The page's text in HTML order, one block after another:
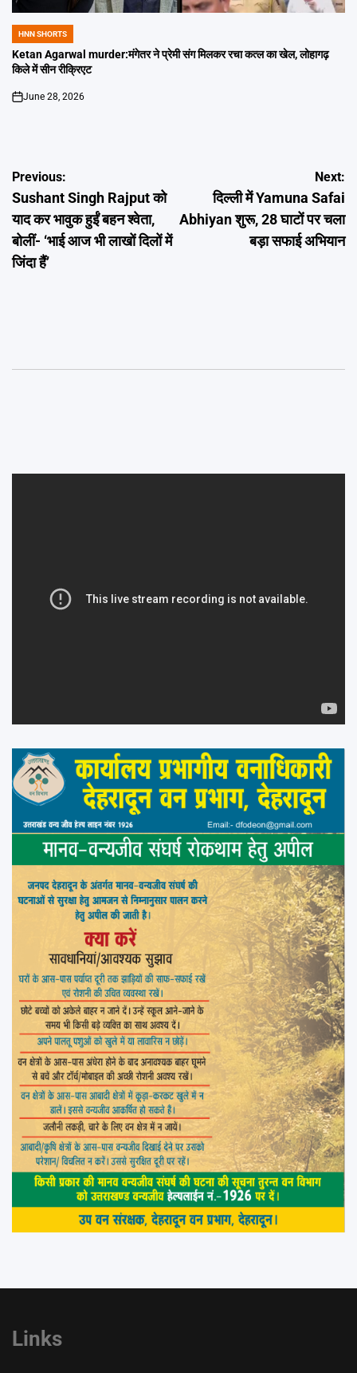
POSTED
IN
HNN SHORTS
Ketan Agarwal murder:मंगेतर ने प्रेमी संग मिलकर रचा कत्ल का खेल, लोहागढ़
किले में सीन रीक्रिएट
on
June 28, 2026
Post
navigation
Previous:
Sushant Singh Rajput को
याद कर भावुक हुईं बहन श्वेता,
बोलीं- ‘भाई आज भी लाखों दिलों में
जिंदा हैं’
Next:
दिल्ली में Yamuna Safai
Abhiyan शुरू, 28 घाटों पर चला
बड़ा सफाई अभियान
Links